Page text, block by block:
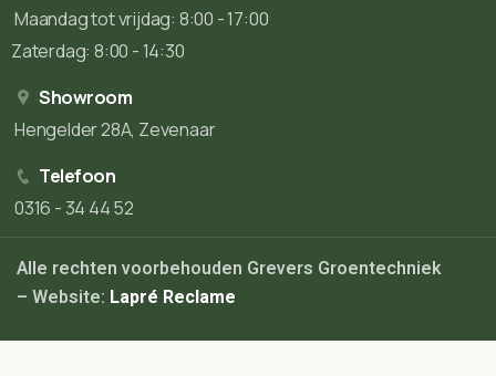
Maandag tot vrijdag: 8:00 - 17:00
Zaterdag: 8:00 - 14:30
Showroom
Hengelder 28A, Zevenaar
Telefoon
0316 - 34 44 52
Alle rechten voorbehouden Grevers Groentechniek
– Website: Lapré Reclame